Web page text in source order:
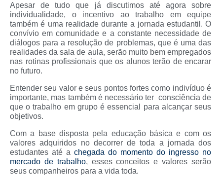
Apesar de tudo que já discutimos até agora sobre
individualidade, o incentivo ao trabalho em equipe
também é uma realidade durante a jornada estudantil. O
convívio em comunidade e a constante necessidade de
diálogos para a resolução de problemas, que é uma das
realidades da sala de aula, serão muito bem empregados
nas rotinas profissionais que os alunos terão de encarar
no futuro.
Entender seu valor e seus pontos fortes como indivíduo é
importante, mas também é necessário ter consciência de
que o trabalho em grupo é essencial para alcançar seus
objetivos.
Com a base disposta pela educação básica e com os
valores adquiridos no decorrer de toda a jornada dos
estudantes até a chegada do momento do ingresso no
mercado de trabalho, esses conceitos e valores serão
seus companheiros para a vida toda.